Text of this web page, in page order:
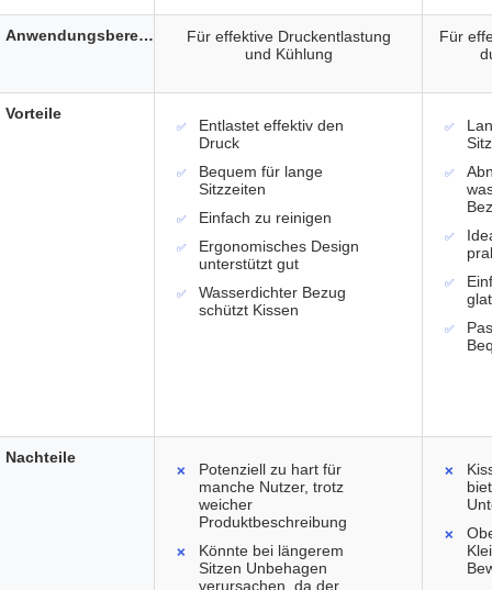
Für effektive Druckentlastung
und Kühlung
Für
Entlastet effektiv den
Druck
Bequem für lange
Sitzzeiten
Einfach zu reinigen
Ergonomisches Design
unterstützt gut
Wasserdichter Bezug
schützt Kissen
Potenziell zu hart für
manche Nutzer, trotz
weicher
Produktbeschreibung
Könnte bei längerem
Sitzen Unbehagen
verursachen, da der
Anwendungsbereich
Vorteile
Nachteile